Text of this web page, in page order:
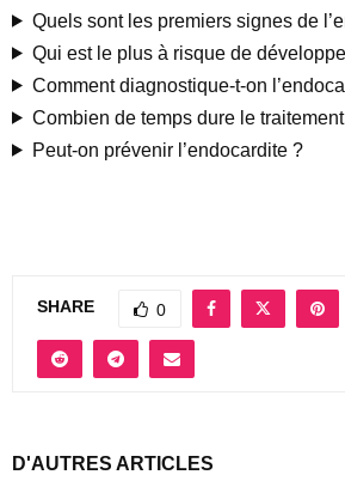
Quels sont les premiers signes de
Qui est le plus à risque de
Comment diagnostique-t-on
Combien de temps dure le
Peut-on prévenir l’endocardite ?
SHARE 0
D'AUTRES ARTICLES